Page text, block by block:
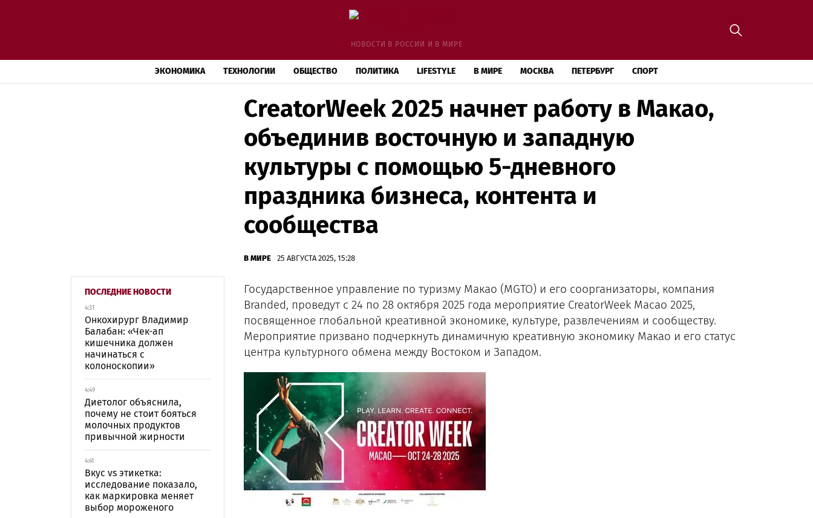
НОВОСТИ В РОССИИ И В МИРЕ
ЭКОНОМИКА ТЕХНОЛОГИИ ОБЩЕСТВО ПОЛИТИКА LIFESTYLE В МИРЕ МОСКВА ПЕТЕРБУРГ СПОРТ
CreatorWeek 2025 начнет работу в Макао,
объединив восточную и западную
культуры с помощью 5-дневного
праздника бизнеса, контента и
сообщества
В МИРЕ 25 АВГУСТА 2025, 15:28
ПОСЛЕДНИЕ НОВОСТИ
4:31
Онкохирург Владимир
Балабан: «Чек-ап
кишечника должен
начинаться с
колоноскопии»
4:49
Диетолог объяснила,
почему не стоит бояться
молочных продуктов
привычной жирности
4:41
Вкус vs этикетка:
исследование показало,
как маркировка меняет
выбор мороженого
Государственное управление по туризму Макао (MGTO) и его соорганизаторы, компания
Branded, проведут с 24 по 28 октября 2025 года мероприятие CreatorWeek Macao 2025,
посвященное глобальной креативной экономике, культуре, развлечениям и сообществу.
Мероприятие призвано подчеркнуть динамичную креативную экономику Макао и его статус
центра культурного обмена между Востоком и Западом.